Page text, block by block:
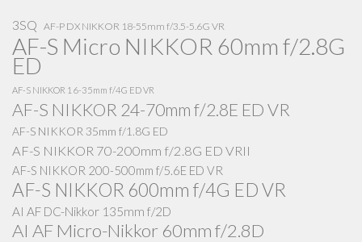
3SQ AF-P DX NIKKOR 18-55mm f/3.5-5.6G VR
AF-S Micro NIKKOR 60mm f/2.8G
ED
AF-S NIKKOR 16-35mm f/4G ED VR
AF-S NIKKOR 24-70mm f/2.8E ED VR
AF-S NIKKOR 35mm f/1.8G ED
AF-S NIKKOR 70-200mm f/2.8G ED VRII
AF-S NIKKOR 200-500mm f/5.6E ED VR
AF-S NIKKOR 600mm f/4G ED VR
AI AF DC-Nikkor 135mm f/2D
AI AF Micro-Nikkor 60mm f/2.8D